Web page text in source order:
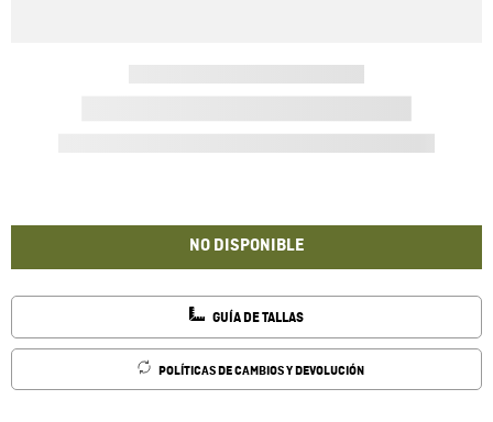
NO DISPONIBLE
GUÍA DE TALLAS
POLÍTICAS DE CAMBIOS Y DEVOLUCIÓN